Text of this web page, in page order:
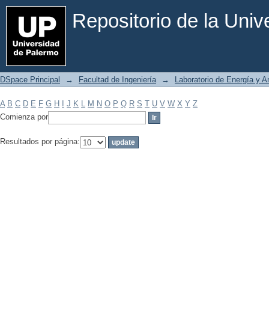
Repositorio de la
Filtrar por: Materia
DSpace Principal → Facultad de Ingeniería → Laboratorio de Energía y
A B C D E F G H J K L M N O P Q R S T U V W X Y Z
Comienza por
Resultados por página: